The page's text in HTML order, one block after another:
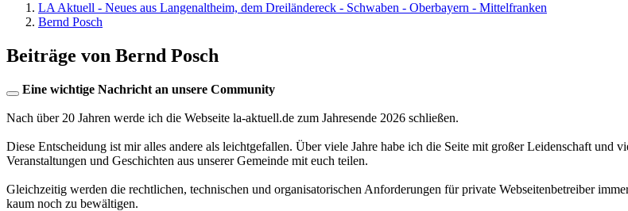
LA Aktuell - Neues aus Langenaltheim, dem Dreiländereck - Schwaben - Oberbayern - Mittelfranken
Bernd Posch
Beiträge von Bernd Posch
Eine wichtige Nachricht an unsere Community
Nach über 20 Jahren werde ich die Webseite la-aktuell.de zum Jahresende 2026 schließen.
Diese Entscheidung ist mir alles andere als leichtgefallen. Über viele Jahre habe ich die Seite mit großer Leidenschaft
Veranstaltungen und Geschichten aus unserer Gemeinde mit euch teilen.
Gleichzeitig werden die rechtlichen, technischen und organisatorischen Anforderungen für private Webseitenbetreiber
kaum noch zu bewältigen.